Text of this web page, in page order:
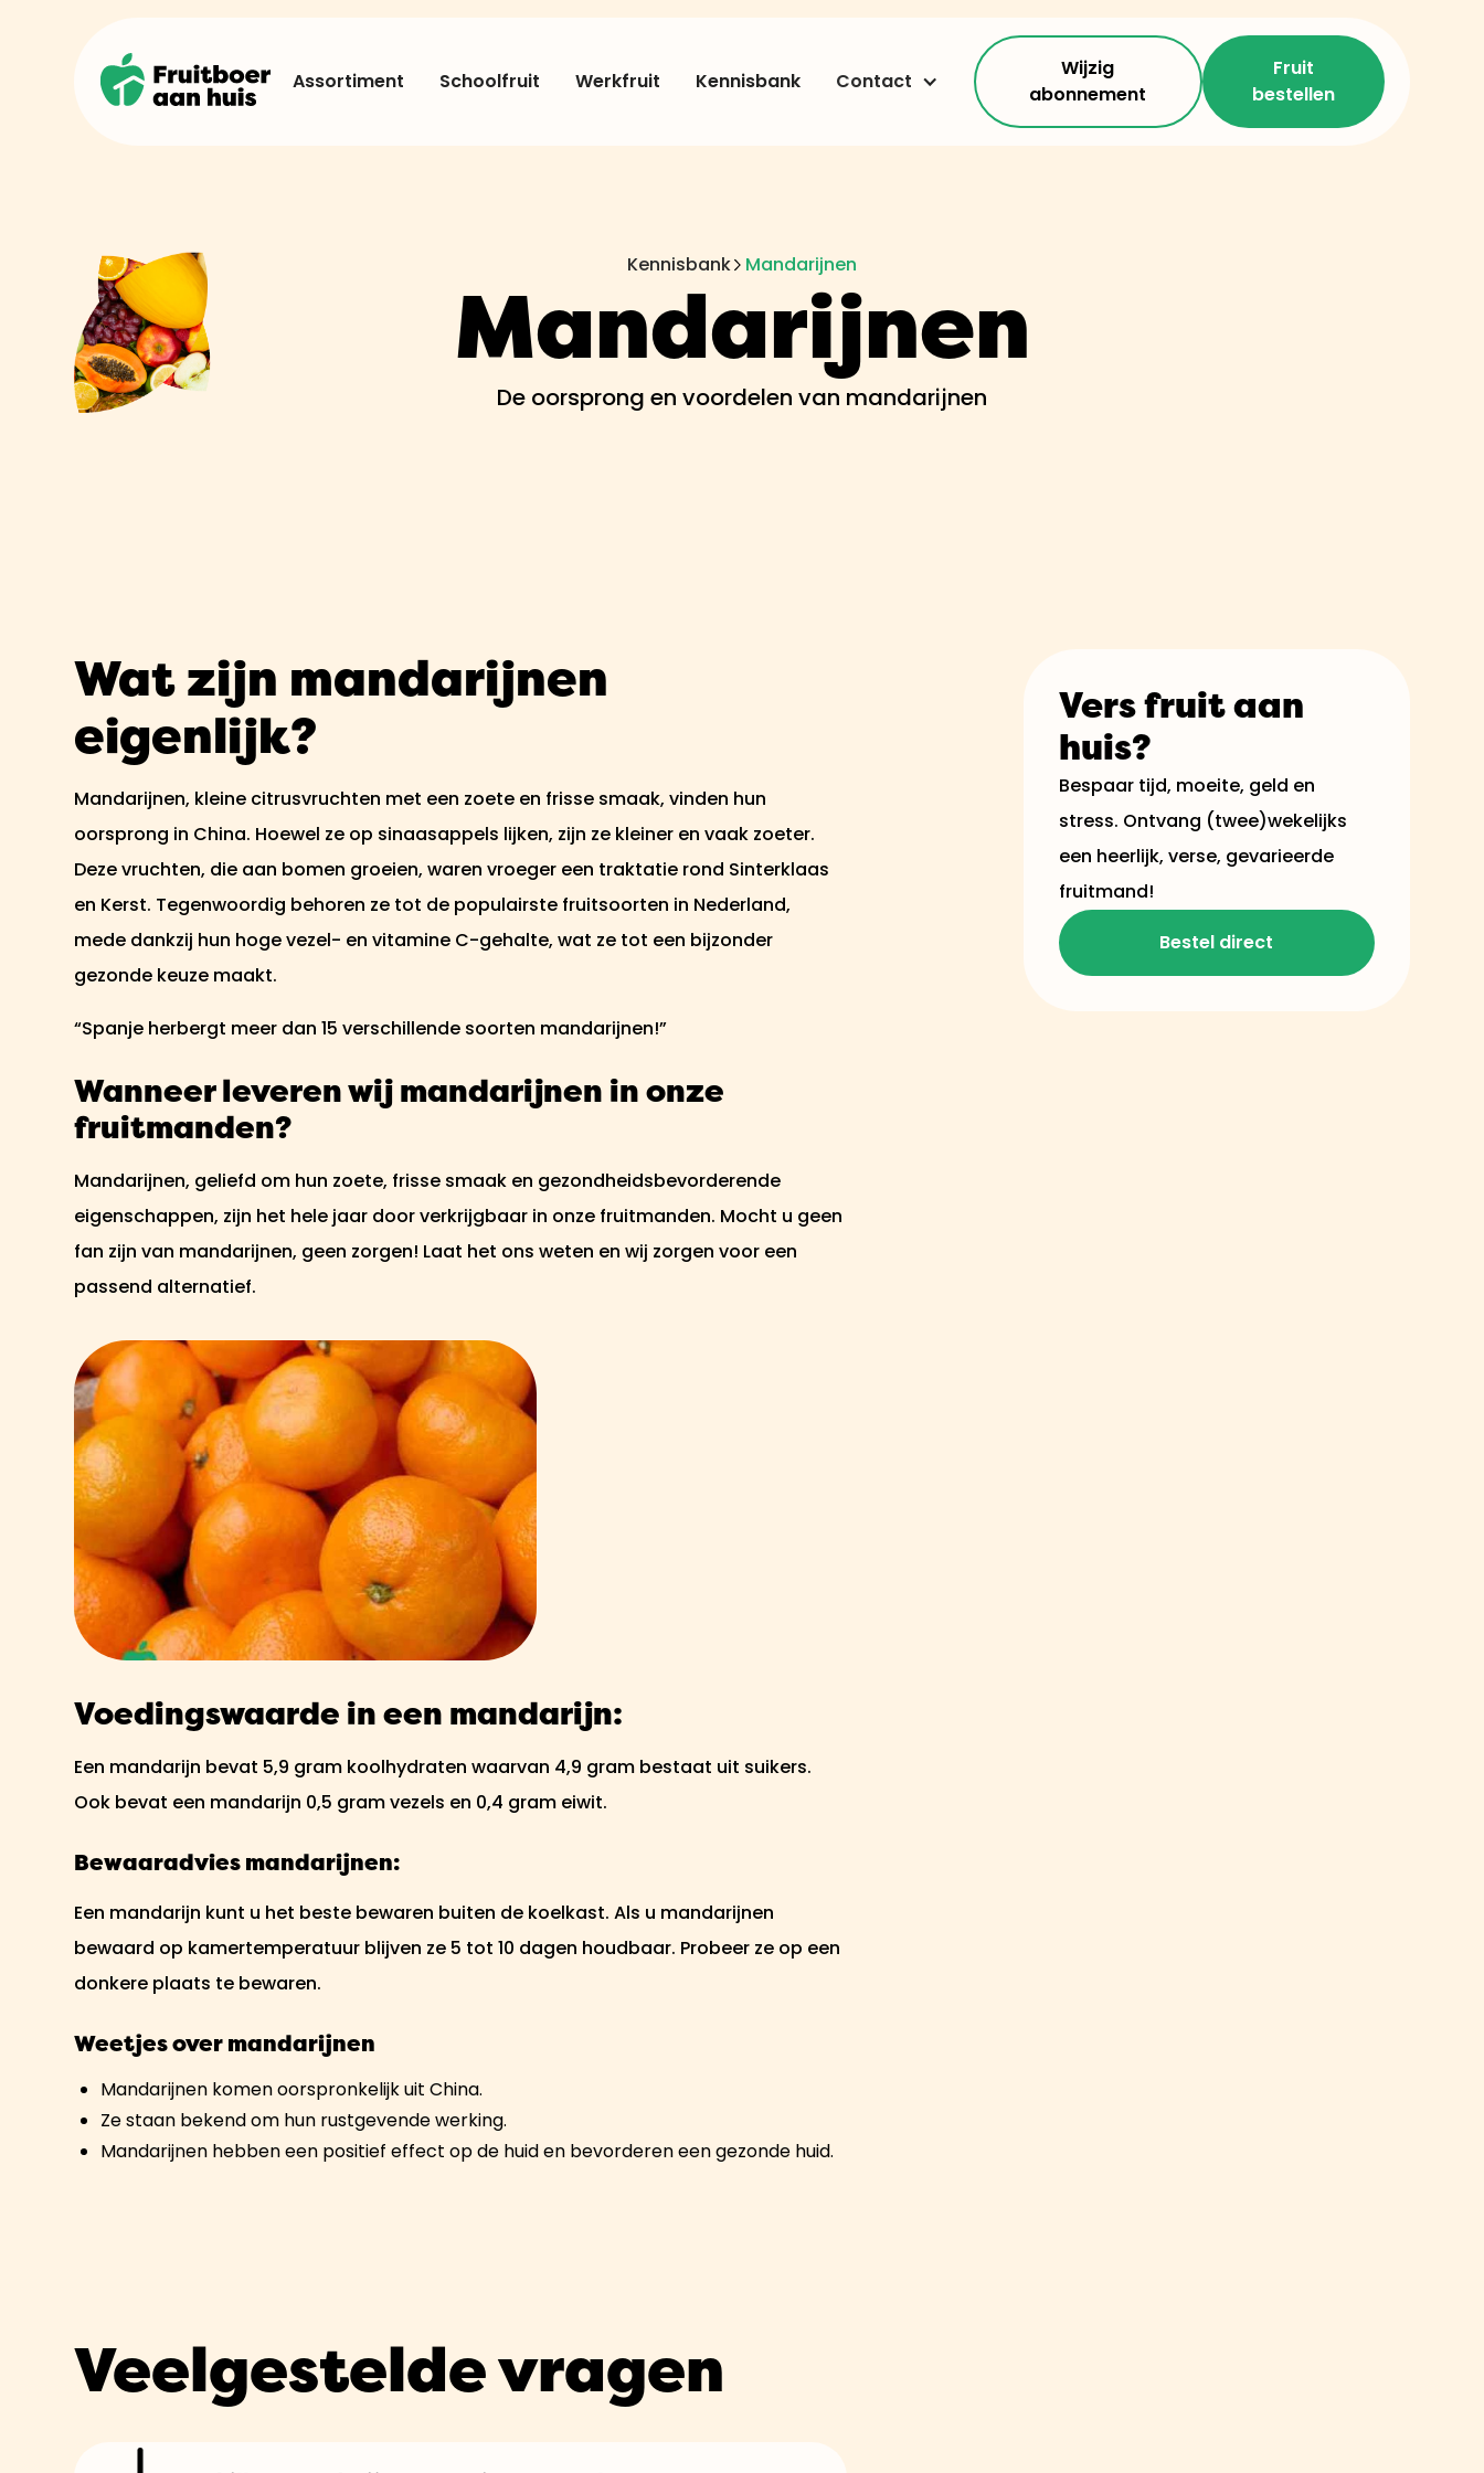
Assortiment Schoolfruit Werkfruit Kennisbank Contact
Wijzig
abonnement
Fruit
bestellen
Kennisbank Mandarijnen
Mandarijnen
De oorsprong en voordelen van mandarijnen
Wat zijn mandarijnen
eigenlijk?
Mandarijnen, kleine citrusvruchten met een zoete en frisse smaak, vinden hun
oorsprong in China. Hoewel ze op sinaasappels lijken, zijn ze kleiner en vaak zoeter.
Deze vruchten, die aan bomen groeien, waren vroeger een traktatie rond Sinterklaas
en Kerst. Tegenwoordig behoren ze tot de populairste fruitsoorten in Nederland,
mede dankzij hun hoge vezel- en vitamine C-gehalte, wat ze tot een bijzonder
gezonde keuze maakt.
“Spanje herbergt meer dan 15 verschillende soorten mandarijnen!”
Wanneer leveren wij mandarijnen in onze
fruitmanden?
Mandarijnen, geliefd om hun zoete, frisse smaak en gezondheidsbevorderende
eigenschappen, zijn het hele jaar door verkrijgbaar in onze fruitmanden. Mocht u geen
fan zijn van mandarijnen, geen zorgen! Laat het ons weten en wij zorgen voor een
passend alternatief.
Voedingswaarde in een mandarijn:
Een mandarijn bevat 5,9 gram koolhydraten waarvan 4,9 gram bestaat uit suikers.
Ook bevat een mandarijn 0,5 gram vezels en 0,4 gram eiwit.
Bewaaradvies mandarijnen:
Een mandarijn kunt u het beste bewaren buiten de koelkast. Als u mandarijnen
bewaard op kamertemperatuur blijven ze 5 tot 10 dagen houdbaar. Probeer ze op een
donkere plaats te bewaren.
Weetjes over mandarijnen
Mandarijnen komen oorspronkelijk uit China.
Ze staan bekend om hun rustgevende werking.
Mandarijnen hebben een positief effect op de huid en bevorderen een gezonde huid.
Veelgestelde vragen
Vers fruit aan
huis?
Bespaar tijd, moeite, geld en
stress. Ontvang (twee)wekelijks
een heerlijk, verse, gevarieerde
fruitmand!
Bestel direct